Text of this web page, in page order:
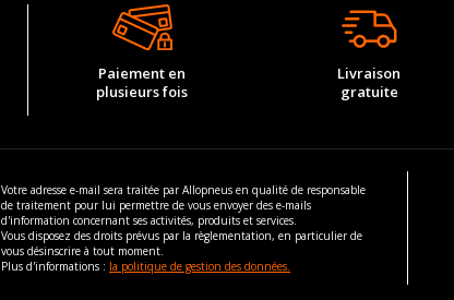
Paiement en
plusieurs fois
Livraison
gratuite
Votre adresse e-mail sera traitée par Allopneus en qualité de responsable
de traitement pour lui permettre de vous envoyer des e-mails
d'information concernant ses activités, produits et services.
Vous disposez des droits prévus par la règlementation, en particulier de
vous désinscrire à tout moment.
Plus d'informations : la politique de gestion des données.